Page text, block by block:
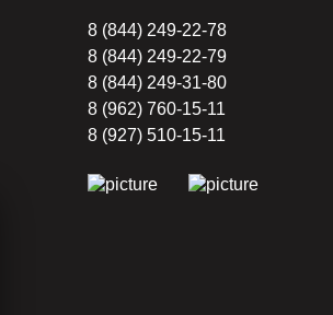
8 (844) 249-22-78
8 (844) 249-22-79
8 (844) 249-31-80
8 (962) 760-15-11
8 (927) 510-15-11